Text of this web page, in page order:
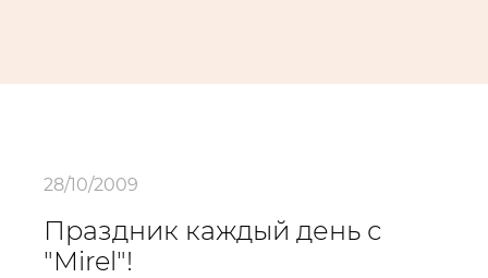
28/10/2009
Праздник каждый день с
"Mirel"!